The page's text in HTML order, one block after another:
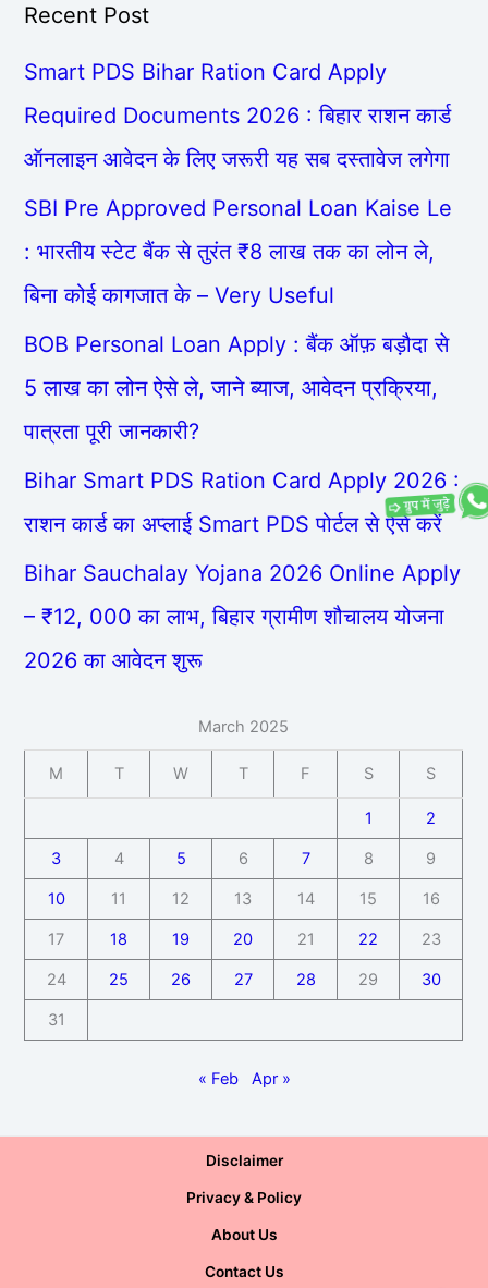
Recent Post
Smart PDS Bihar Ration Card Apply
Required Documents 2026 : बिहार राशन कार्ड
ऑनलाइन आवेदन के लिए जरूरी यह सब दस्तावेज लगेगा
SBI Pre Approved Personal Loan Kaise Le
: भारतीय स्टेट बैंक से तुरंत ₹8 लाख तक का लोन ले,
बिना कोई कागजात के – Very Useful
BOB Personal Loan Apply : बैंक ऑफ़ बड़ौदा से
5 लाख का लोन ऐसे ले, जाने ब्याज, आवेदन प्रक्रिया,
पात्रता पूरी जानकारी?
Bihar Smart PDS Ration Card Apply 2026 :
राशन कार्ड का अप्लाई Smart PDS पोर्टल से ऐसे करें
Bihar Sauchalay Yojana 2026 Online Apply
– ₹12, 000 का लाभ, बिहार ग्रामीण शौचालय योजना
2026 का आवेदन शुरू
March 2025
M T W T F S S
1 2
3 4 5 6 7 8 9
10 11 12 13 14 15 16
17 18 19 20 21 22 23
24 25 26 27 28 29 30
31
« Feb Apr »
Disclaimer
Privacy & Policy
About Us
Contact Us